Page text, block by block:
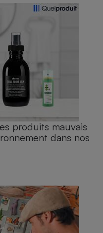
produits mauvais
dans nos